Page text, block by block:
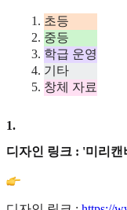
초등
중등
학급 운영
기타
창체 자료
1.
디자인 링크 : '미리